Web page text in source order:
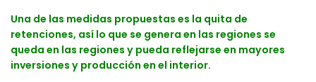
Una de las medidas propuestas es la quita de
retenciones, así lo que se genera en las regiones se
queda en las regiones y pueda reflejarse en mayores
inversiones y producción en el interior.